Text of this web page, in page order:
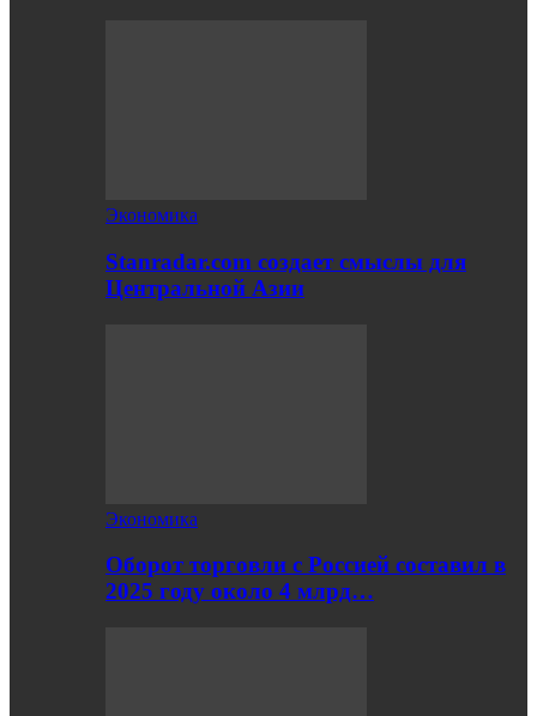
Экономика
Stanradar.com создает смыслы для
Центральной Азии
Экономика
Оборот торговли с Россией составил в
2025 году около 4 млрд…